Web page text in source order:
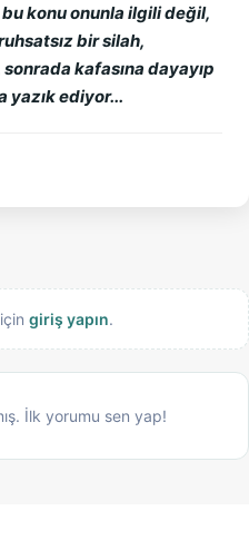
konu onunla ilgili değil,
bir silah,
kafasına dayayıp
yazık ediyor...
giriş yapın.
İlk yorumu sen yap!